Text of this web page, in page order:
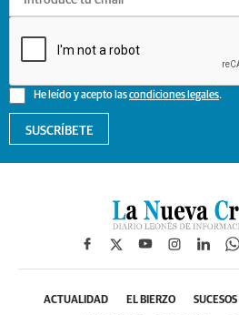
He leído y acepto lascondiciones legales.
SUSCRÍBETE
ACTUALIDAD EL BIERZO SUCESOS